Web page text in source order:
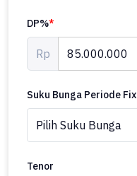
DP%*
Rp
Suku Bunga Periode Fix
Tenor